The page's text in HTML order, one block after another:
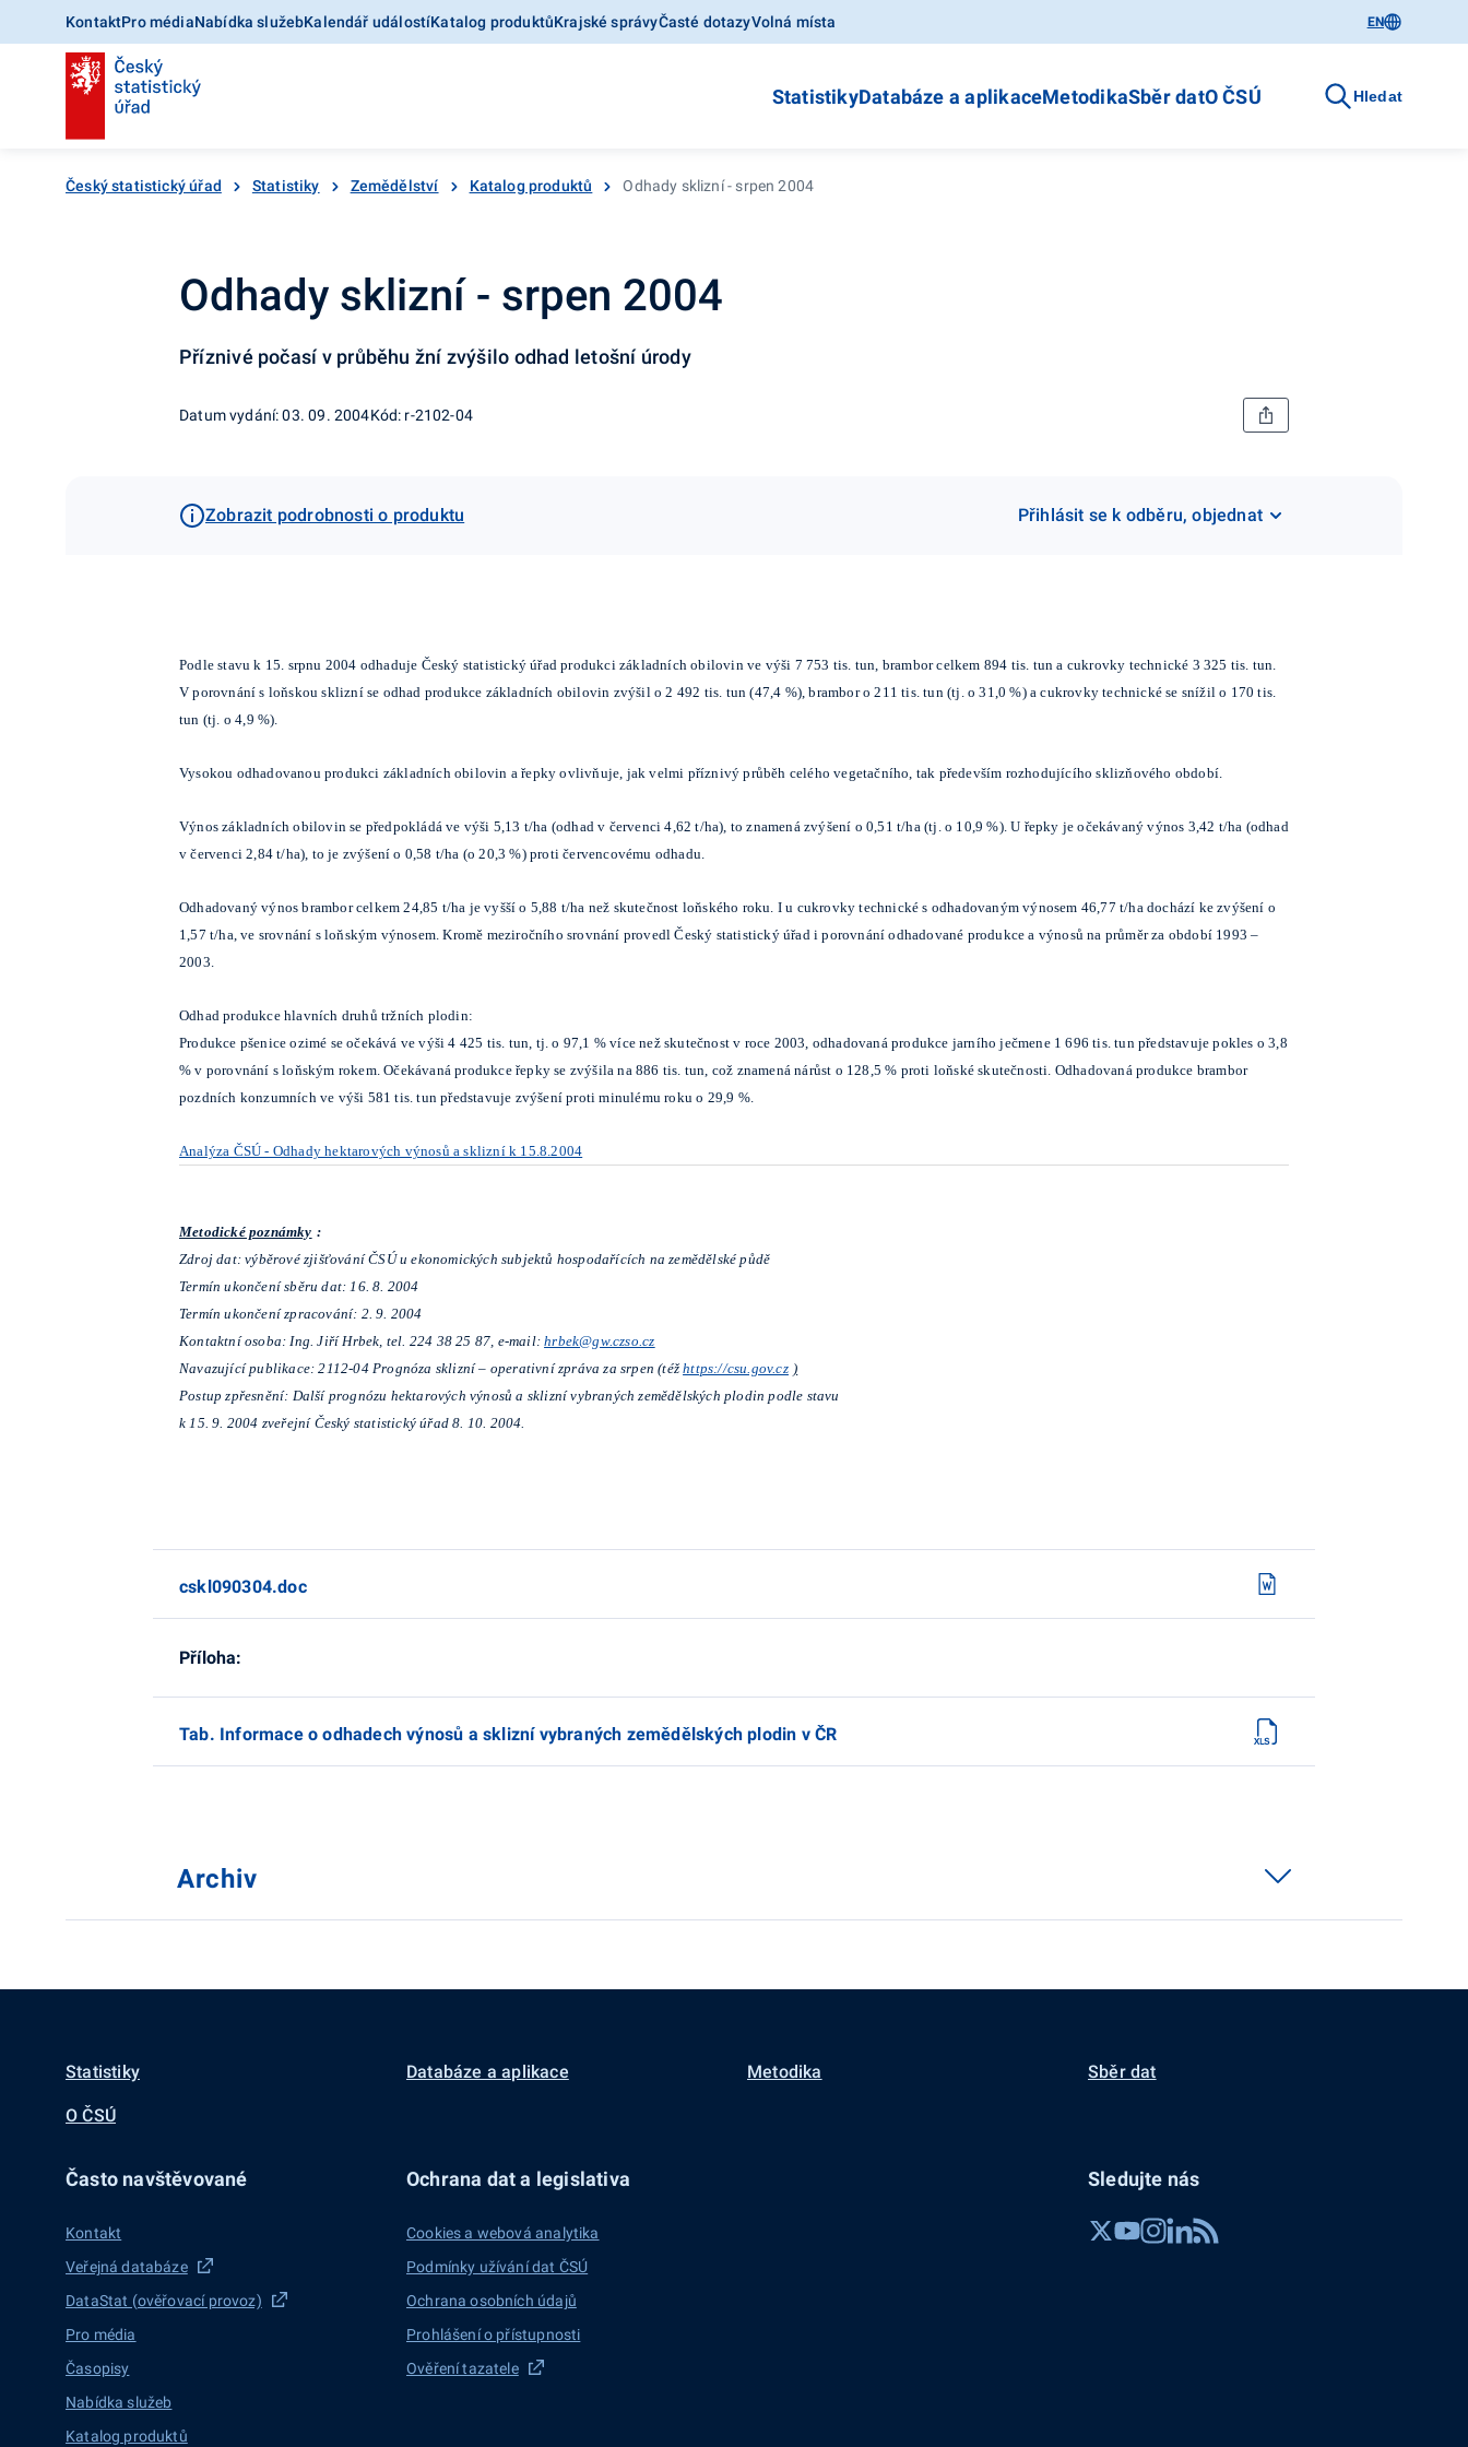
KontaktPro médiaNabídka služebKalendář událostíKatalog produktůKrajské správyČasté dotazyVolná místa EN
StatistikyDatabáze a aplikaceMetodikaSběr datO ČSÚ Hledat
Český statistický úřad Statistiky Zemědělství Katalog produktů Odhady sklizní - srpen 2004
Odhady sklizní - srpen 2004
Příznivé počasí v průběhu žní zvýšilo odhad letošní úrody
Datum vydání: 03. 09. 2004Kód: r-2102-04
Zobrazit podrobnosti o produktu Přihlásit se k odběru, objednat
Podle stavu k 15. srpnu 2004 odhaduje Český statistický úřad produkci základních obilovin ve výši 7 753 tis. tun, brambor celkem 894 tis. tun a cukrovky technické 3 325 tis. tun.
V porovnání s loňskou sklizní se odhad produkce základních obilovin zvýšil o 2 492 tis. tun (47,4 %), brambor o 211 tis. tun (tj. o 31,0 %) a cukrovky technické se snížil o 170 tis.
tun (tj. o 4,9 %).
Vysokou odhadovanou produkci základních obilovin a řepky ovlivňuje, jak velmi příznivý průběh celého vegetačního, tak především rozhodujícího sklizňového období.
Výnos základních obilovin se předpokládá ve výši 5,13 t/ha (odhad v červenci 4,62 t/ha), to znamená zvýšení o 0,51 t/ha (tj. o 10,9 %). U řepky je očekávaný výnos 3,42 t/ha (odhad
v červenci 2,84 t/ha), to je zvýšení o 0,58 t/ha (o 20,3 %) proti červencovému odhadu.
Odhadovaný výnos brambor celkem 24,85 t/ha je vyšší o 5,88 t/ha než skutečnost loňského roku. I u cukrovky technické s odhadovaným výnosem 46,77 t/ha dochází ke zvýšení o
1,57 t/ha, ve srovnání s loňským výnosem. Kromě meziročního srovnání provedl Český statistický úřad i porovnání odhadované produkce a výnosů na průměr za období 1993 –
2003.
Odhad produkce hlavních druhů tržních plodin:
Produkce pšenice ozimé se očekává ve výši 4 425 tis. tun, tj. o 97,1 % více než skutečnost v roce 2003, odhadovaná produkce jarního ječmene 1 696 tis. tun představuje pokles o 3,8
% v porovnání s loňským rokem. Očekávaná produkce řepky se zvýšila na 886 tis. tun, což znamená nárůst o 128,5 % proti loňské skutečnosti. Odhadovaná produkce brambor
pozdních konzumních ve výši 581 tis. tun představuje zvýšení proti minulému roku o 29,9 %.
Analýza ČSÚ - Odhady hektarových výnosů a sklizní k 15.8.2004
Metodické poznámky :
Zdroj dat: výběrové zjišťování ČSÚ u ekonomických subjektů hospodařících na zemědělské půdě
Termín ukončení sběru dat: 16. 8. 2004
Termín ukončení zpracování: 2. 9. 2004
Kontaktní osoba: Ing. Jiří Hrbek, tel. 224 38 25 87, e-mail:hrbek@gw.czso.cz
Navazující publikace: 2112-04 Prognóza sklizní – operativní zpráva za srpen (téžhttps://csu.gov.cz )
Postup zpřesnění: Další prognózu hektarových výnosů a sklizní vybraných zemědělských plodin podle stavu
k 15. 9. 2004 zveřejní Český statistický úřad 8. 10. 2004.
cskl090304.doc
Příloha:
Tab. Informace o odhadech výnosů a sklizní vybraných zemědělských plodin v ČR
Archiv
Statistiky Databáze a aplikace Metodika Sběr dat
O ČSÚ
Často navštěvované
Kontakt
Veřejná databáze
DataStat (ověřovací provoz)
Pro média
Časopisy
Nabídka služeb
Katalog produktů
Ochrana dat a legislativa
Cookies a webová analytika
Podmínky užívání dat ČSÚ
Ochrana osobních údajů
Prohlášení o přístupnosti
Ověření tazatele
Sledujte nás